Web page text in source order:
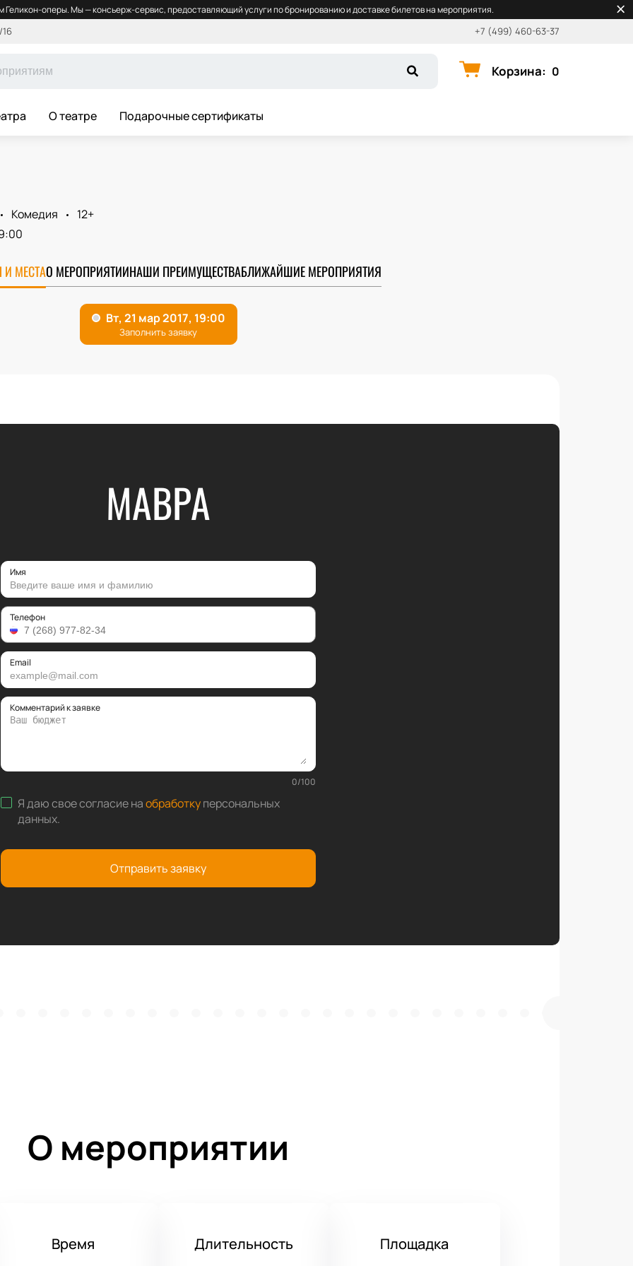
оперы. Мы — консьерж-сервис, предоставляющий услуги по бронированию и доставке билетов на мероприятия.
+7 (499) 460-63-37
Корзина: 0
О театре Подарочные сертификаты
Комедия
12+
МЕСТАО МЕРОПРИЯТИИНАШИ ПРЕИМУЩЕСТВАБЛИЖАЙШИЕ МЕРОПРИЯТИЯ
МАВРА
Имя
Телефон
Email
Комментарий к заявке
0/100
Я даю свое согласие наобработкуперсональных
данных.
Отправить заявку
О мероприятии
Время Длительность Площадка